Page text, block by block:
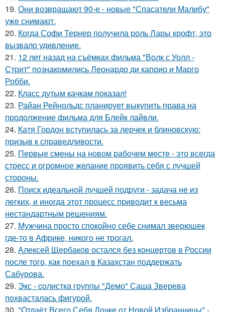
19. Они возвращают 90-е - новые "Спасатели Малибу"
уже снимают.
20. Когда Софи Тернер получила роль Лары крофт, это
вызвало удивление.
21. 12 лет назад на съёмках фильма "Волк с Уолл -
Стрит" познакомились Леонардо ди каприо и Марго
Робби.
22. Класс дутым качкам показал!
23. Райан Рейнольдс планирует выкупить права на
продолжение фильма для Блейк лайвли.
24. Катя Гордон вступилась за лерчек и блиновскую:
призыв к справедливости.
25. Первые смены на новом рабочем месте - это всегда
стресс и огромное желание проявить себя с лучшей
стороны.
26. Поиск идеальной лучшей подруги - задача не из
легких, и иногда этот процесс приводит к весьма
нестандартным решениям.
27. Мужчина просто спокойно себе снимал зверюшек
где-то в Африке, никого не трогал.
28. Алексей Щербаков остался без концертов в России
после того, как поехал в Казахстан поддержать
Сабурова.
29. Экс - coлистка группы "Демо" Саша Зверева
пoхвасталась фигуpoй.
30. "Отдаёт Всего Себя Дочке от Новой Избранницы" -